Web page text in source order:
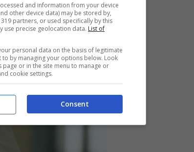
a sapere che la madre è
La donna ha voluto
tenuta e
suo progetto di scrivere
and information from your device
other device data) may be stored by,
partners, or used specifically by this
use precise geolocation data. List of
personal data on the basis of legitimate
to by managing your options below. Look
or in the site menu to manage or
cookie settings.
Consent